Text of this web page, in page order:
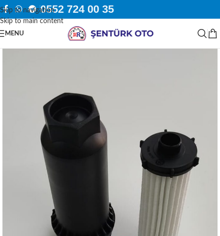
Skip to navigation
Skip to main content
0552 724 00 35
MENU